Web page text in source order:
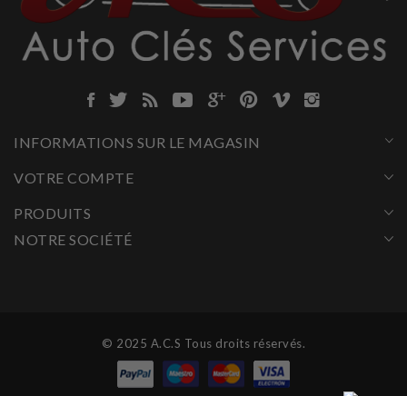
INFORMATIONS SUR LE MAGASIN
VOTRE COMPTE
PRODUITS
NOTRE SOCIÉTÉ
© 2025 A.C.S Tous droits réservés.